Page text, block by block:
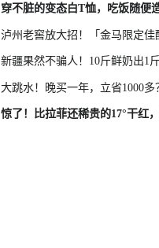
穿不脏的变态白T恤，吃饭随便
泸州老窖放大招！「金马限定佳
新疆果然不骗人！10斤鲜奶出1
大跳水！晚买一年，立省1000
惊了！比拉菲还稀贵的17°干红
经济运行情况
最新进展